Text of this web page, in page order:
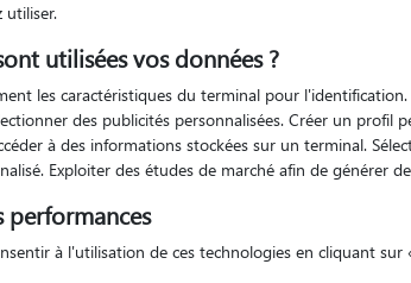
vos dates
utiliser.
utilisées vos données ?
les caractéristiques du terminal pour
des publicités personnalisées. Créer un
à des informations stockées sur un terminal.
Exploiter des études de marché afin de générer
performances
à l'utilisation de ces technologies en cliquant sur